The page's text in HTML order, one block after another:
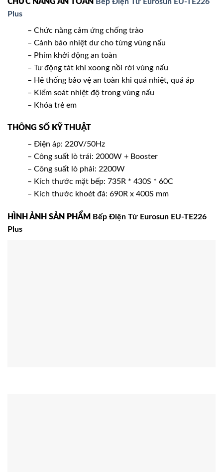
Plus
– Chức năng cảm ứng chống trào
– Cảnh báo nhiệt dư cho từng vùng nấu
– Phím khởi động an toàn
– Tư động tát khi xoong nồi rời vùng nấu
– Hê thống bảo vệ an toàn khi quá nhiệt, quá áp
– Kiểm soát nhiệt độ trong vùng nấu
– Khóa trẻ em
THÔNG SỐ KỸ THUẬT
– Điện áp: 220V/50Hz
– Công suất lò trái: 2000W + Booster
– Công suất lò phải: 2200W
– Kích thước mặt bếp: 735R * 430S * 60C
– Kích thước khoét đá: 690R x 400S mm
HÌNH ẢNH SẢN PHẨM
Bếp Điện Từ Eurosun EU-TE226
Plus